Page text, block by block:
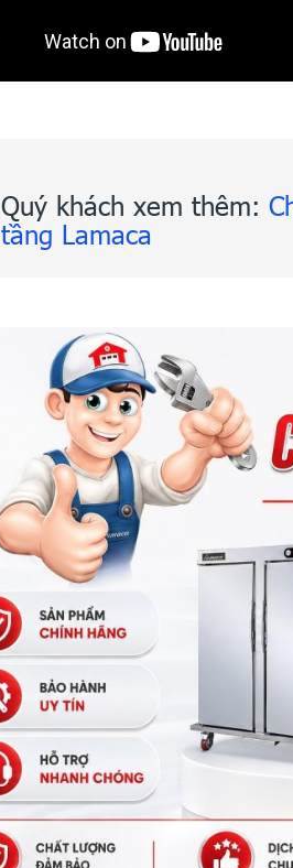
Quý khách xem thêm:
tầng Lamaca